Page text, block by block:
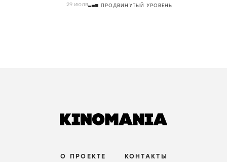
29 июля ПРОДВИНУТЫЙ УРОВЕНЬ
О ПРОЕКТЕ КОНТАКТЫ